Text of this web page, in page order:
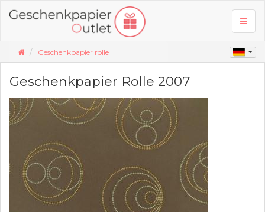
Geschenkpapier rolle
Geschenkpapier Rolle 2007